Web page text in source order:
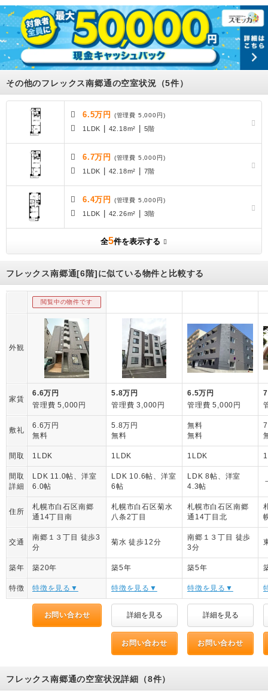
その他のフレックス南郷通の空室状況（5件）
6.5万円 (管理費 5,000円)
1LDK | 42.18m² | 5階
6.7万円 (管理費 5,000円)
1LDK | 42.18m² | 7階
6.4万円 (管理費 5,000円)
1LDK | 42.26m² | 3階
全5件を表示する
フレックス南郷通[6階]に似ている物件と比較する
閲覧中の物件です
外観
家賃
6.6万円
管理費 5,000円
5.8万円
管理費 3,000円
6.5万円
管理費 5,000円
敷礼
6.6万円
無料
5.8万円
無料
無料
無料
間取 1LDK 1LDK 1LDK
間取
詳細
LDK 11.0帖、洋室
6.0帖
LDK 10.6帖、洋室
6帖
LDK 8帖、洋室
4.3帖
住所
札幌市白石区南郷
通14丁目南
札幌市白石区菊水
八条2丁目
札幌市白石区南郷
通14丁目北
交通
南郷１３丁目 徒歩3
分
菊水 徒歩12分
南郷１３丁目 徒歩
3分
築年 築20年 築5年 築5年
特徴 特徴を見る▼ 特徴を見る▼ 特徴を見る▼
お問い合わせ 詳細を見る 詳細を見る
お問い合わせ お問い合わせ
フレックス南郷通の空室状況詳細（8件）